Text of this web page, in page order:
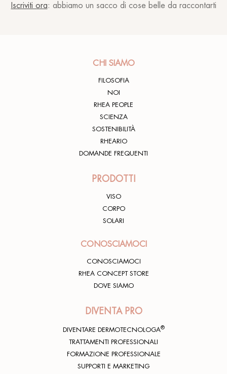
Iscriviti ora: abbiamo un sacco di cose belle da raccontarti
CHI SIAMO
FILOSOFIA
NOI
RHEA PEOPLE
SCIENZA
SOSTENIBILITÀ
RHEARIO
DOMANDE FREQUENTI
PRODOTTI
VISO
CORPO
SOLARI
CONOSCIAMOCI
CONOSCIAMOCI
RHEA CONCEPT STORE
DOVE SIAMO
DIVENTA PRO
DIVENTARE DERMOTECNOLOGA®
TRATTAMENTI PROFESSIONALI
FORMAZIONE PROFESSIONALE
SUPPORTI E MARKETING